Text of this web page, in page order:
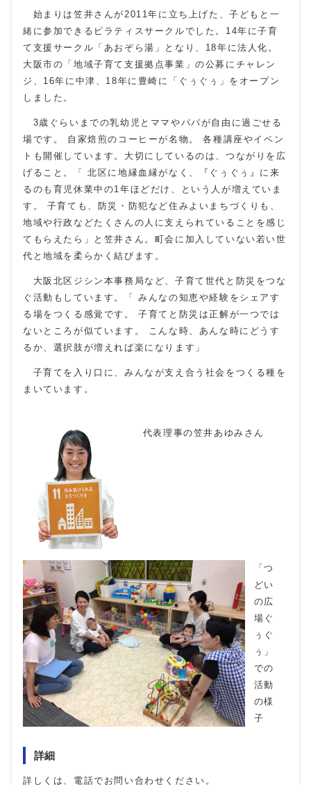
始まりは笠井さんが2011年に立ち上げた、子どもと一
緒に参加できるピラティスサークルでした。14年に子育
て支援サークル「あおぞら湯」となり、18年に法人化。
大阪市の「地域子育て支援拠点事業」の公募にチャレン
ジ、16年に中津、18年に豊崎に「ぐぅぐぅ」をオープン
しました。
3歳ぐらいまでの乳幼児とママやパパが自由に過ごせる
場です。 自家焙煎のコーヒーが名物。 各種講座やイベン
トも開催しています。大切にしているのは、つながりを広
げること。「 北区に地縁血縁がなく、『ぐぅぐぅ』に来
るのも育児休業中の1年ほどだけ、という人が増えていま
す。 子育ても、防災・防犯など住みよいまちづくりも、
地域や行政などたくさんの人に支えられていることを感じ
てもらえたら」と笠井さん。町会に加入していない若い世
代と地域を柔らかく結びます。
大阪北区ジシン本事務局など、子育て世代と防災をつな
ぐ活動もしています。「 みんなの知恵や経験をシェアす
る場をつくる感覚です。 子育てと防災は正解が一つでは
ないところが似ています。 こんな時、あんな時にどうす
るか、選択肢が増えれば楽になります」
子育てを入り口に、みんなが支え合う社会をつくる種を
まいています。
代表理事の笠井あゆみさん
「つ
どい
の広
場ぐ
ぅぐ
ぅ」
での
活動
の様
子
詳細
詳しくは、電話でお問い合わせください。